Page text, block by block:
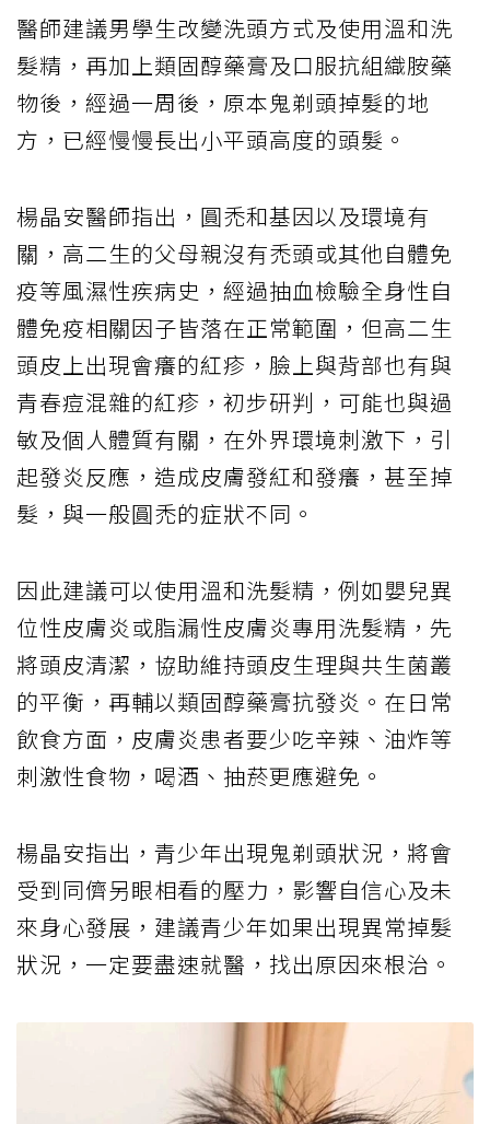
醫師建議男學生改變洗頭方式及使用溫和洗
髮精，再加上類固醇藥膏及口服抗組織胺藥
物後，經過一周後，原本鬼剃頭掉髮的地
方，已經慢慢長出小平頭高度的頭髮。
楊晶安醫師指出，圓禿和基因以及環境有
關，高二生的父母親沒有禿頭或其他自體免
疫等風濕性疾病史，經過抽血檢驗全身性自
體免疫相關因子皆落在正常範圍，但高二生
頭皮上出現會癢的紅疹，臉上與背部也有與
青春痘混雜的紅疹，初步研判，可能也與過
敏及個人體質有關，在外界環境刺激下，引
起發炎反應，造成皮膚發紅和發癢，甚至掉
髮，與一般圓禿的症狀不同。
因此建議可以使用溫和洗髮精，例如嬰兒異
位性皮膚炎或脂漏性皮膚炎專用洗髮精，先
將頭皮清潔，協助維持頭皮生理與共生菌叢
的平衡，再輔以類固醇藥膏抗發炎。在日常
飲食方面，皮膚炎患者要少吃辛辣、油炸等
刺激性食物，喝酒、抽菸更應避免。
楊晶安指出，青少年出現鬼剃頭狀況，將會
受到同儕另眼相看的壓力，影響自信心及未
來身心發展，建議青少年如果出現異常掉髮
狀況，一定要盡速就醫，找出原因來根治。